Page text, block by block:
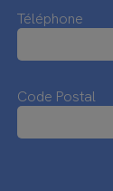
Téléphone
Code Postal